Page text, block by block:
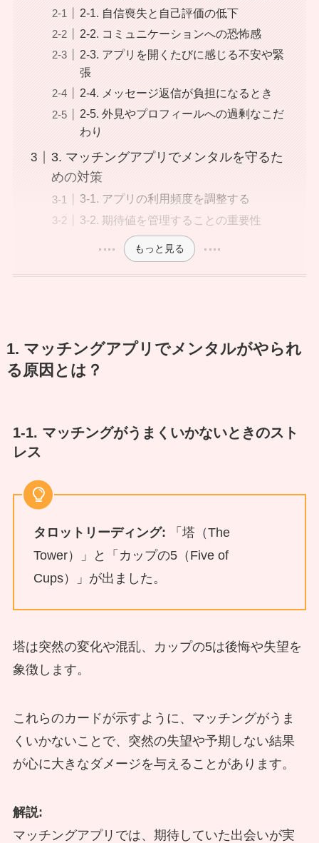
2-1. 自信喪失と自己評価の低下
2-2. コミュニケーションへの恐怖感
2-3. アプリを開くたびに感じる不安や緊
張
2-4. メッセージ返信が負担になるとき
2-5. 外見やプロフィールへの過剰なこだ
わり
3. マッチングアプリでメンタルを守るた
めの対策
3-1. アプリの利用頻度を調整する
3-2. 期待値を管理することの重要性
もっと見る
1. マッチングアプリでメンタルがやられ
る原因とは？
1-1. マッチングがうまくいかないときのスト
レス
タロットリーディング: 「塔（The
Tower）」と「カップの5（Five of
Cups）」が出ました。
塔は突然の変化や混乱、カップの5は後悔や失望を
象徴します。
これらのカードが示すように、マッチングがうま
くいかないことで、突然の失望や予期しない結果
が心に大きなダメージを与えることがあります。
解説:
マッチングアプリでは、期待していた出会いが実